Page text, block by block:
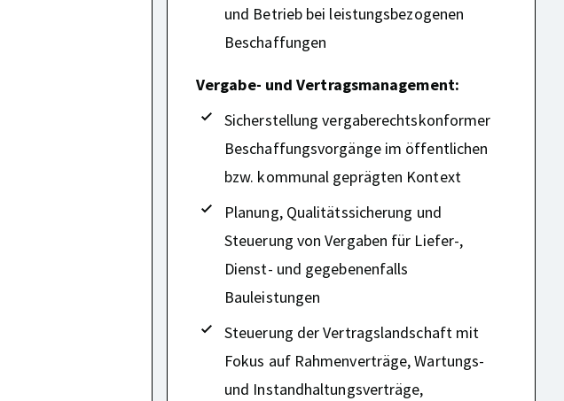
und Betrieb bei leistungsbezogenen
Beschaffungen
Vergabe- und Vertragsmanagement:
Sicherstellung vergaberechtskonformer
Beschaffungsvorgänge im öffentlichen
bzw. kommunal geprägten Kontext
Planung, Qualitätssicherung und
Steuerung von Vergaben für Liefer-,
Dienst- und gegebenenfalls
Bauleistungen
Steuerung der Vertragslandschaft mit
Fokus auf Rahmenverträge, Wartungs-
und Instandhaltungsverträge,